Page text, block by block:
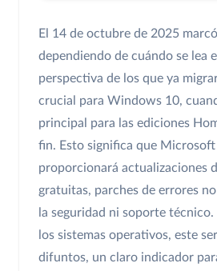
El 14 de octubre de 2025
dependiendo de cuándo se lea
perspectiva de los que ya
crucial para Windows 10,
principal para las ediciones
fin. Esto significa que Microsoft
proporcionará actualizaciones
gratuitas, parches de errores
la seguridad ni soporte
los sistemas operativos, este
difuntos, un claro indicador